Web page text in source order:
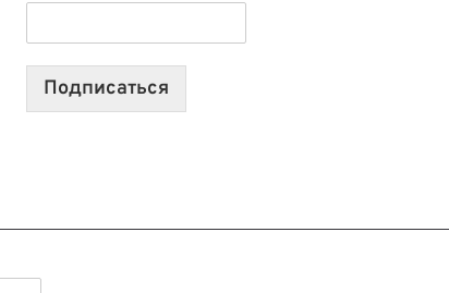
2026:
10
Подписаться